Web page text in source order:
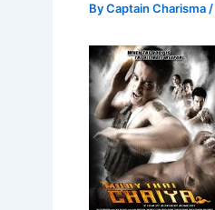
ByCaptain Charisma/